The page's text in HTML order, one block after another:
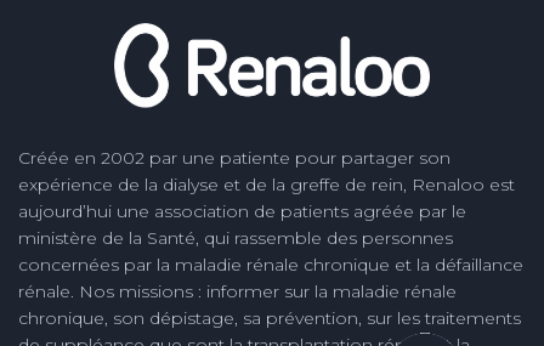
Créée en 2002 par une patiente pour partager son
expérience de la dialyse et de la greffe de rein, Renaloo est
aujourd’hui une association de patients agréée par le
ministère de la Santé, qui rassemble des personnes
concernées par la maladie rénale chronique et la défaillance
rénale. Nos missions : informer sur la maladie rénale
chronique, son dépistage, sa prévention, sur les traitements